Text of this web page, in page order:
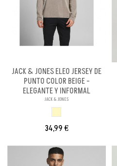
JACK & JONES ELEO JERSEY DE
PUNTO COLOR BEIGE -
ELEGANTE Y INFORMAL
JACK & JONES
34,99 €